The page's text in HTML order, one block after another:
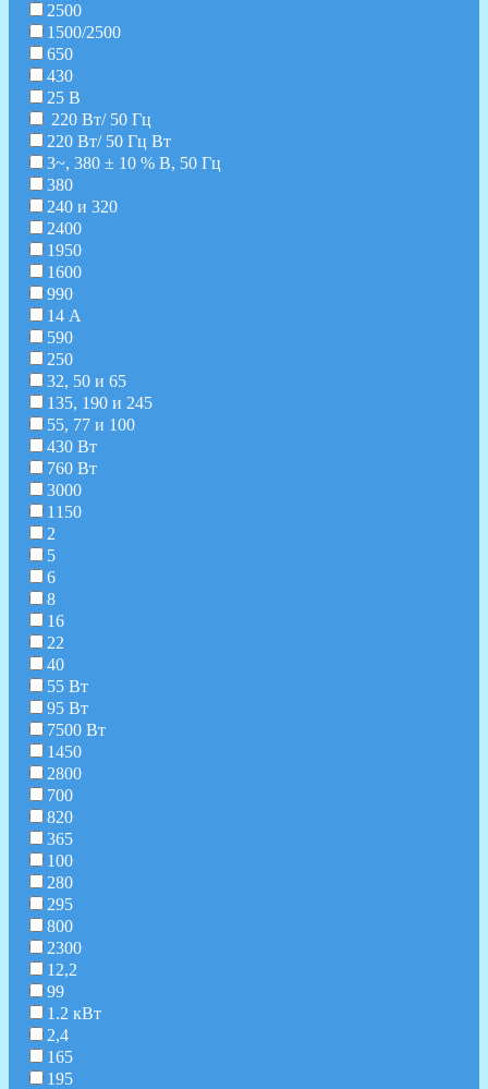
2500
1500/2500
650
430
25 В
220 Вт/ 50 Гц
220 Вт/ 50 Гц Вт
3~, 380 ± 10 % В, 50 Гц
380
240 и 320
2400
1950
1600
990
14 А
590
250
32, 50 и 65
135, 190 и 245
55, 77 и 100
430 Вт
760 Вт
3000
1150
2
5
6
8
16
22
40
55 Вт
95 Вт
7500 Вт
1450
2800
700
820
365
100
280
295
800
2300
12,2
99
1.2 кВт
2,4
165
195